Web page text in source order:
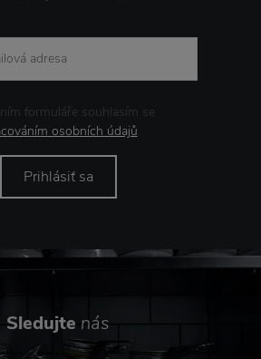
formuláře souhlasím se
osobních údajů.
Prihlásiť sa
Sledujte nás